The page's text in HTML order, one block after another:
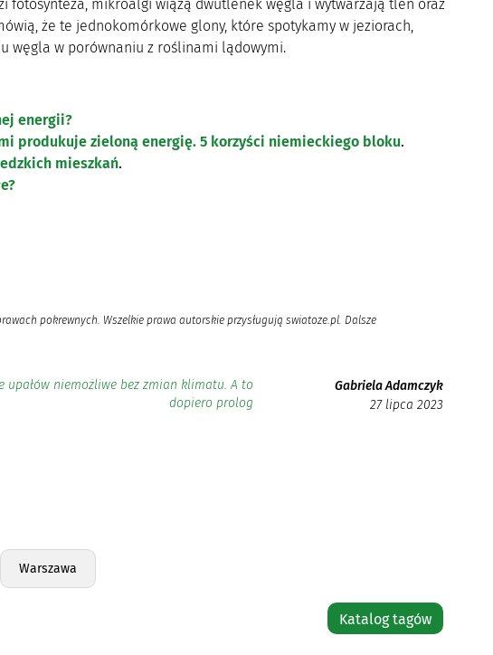
fotosynteza, mikroalgi wiążą dwutlenek węgla i wytwarzają tlen oraz
że te jednokomórkowe glony, które spotykamy w jeziorach,
węgla w porównaniu z roślinami lądowymi.
energii?
produkuje zieloną energię. 5 korzyści niemieckiego bloku.
mieszkań.
pokrewnych. Wszelkie prawa autorskie przysługują swiatoze.pl. Dalsze
upałów niemożliwe bez zmian klimatu. A to
dopiero prolog
Gabriela Adamczyk
27 lipca 2023
Warszawa
Katalog tagów